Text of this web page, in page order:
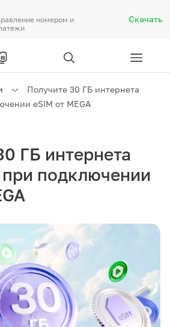
номером и
Скачать
M2M
Получите 30 ГБ интернета
eSIM от MEGA
ГБ интернета
при подключении